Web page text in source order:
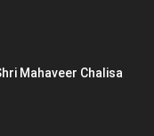
Shri Mahaveer Chalisa